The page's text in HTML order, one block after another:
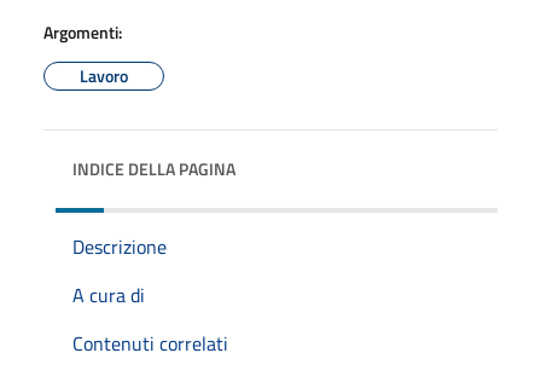
Argomenti:
Lavoro
INDICE DELLA PAGINA
Descrizione
A cura di
Contenuti correlati